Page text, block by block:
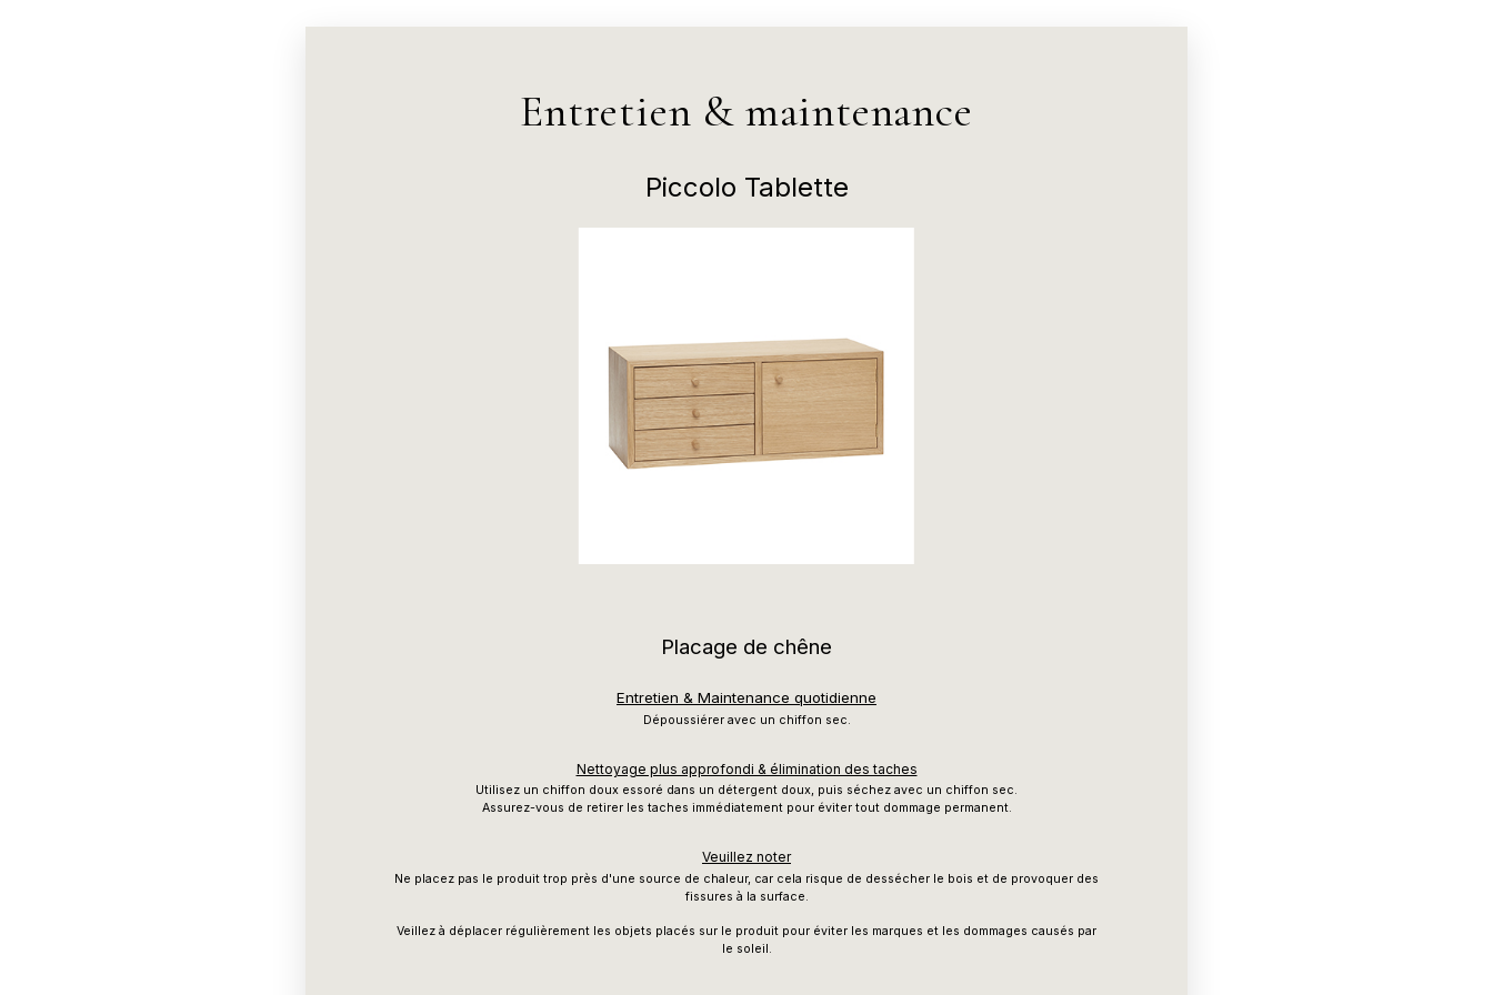
Entretien & maintenance
Piccolo Tablette
Placage de chêne
Entretien & Maintenance quotidienne
Dépoussiérer avec un chiffon sec.
Nettoyage plus approfondi & élimination des taches
Utilisez un chiffon doux essoré dans un détergent doux, puis séchez avec un chiffon sec.
Assurez-vous de retirer les taches immédiatement pour éviter tout dommage permanent.
Veuillez noter
Ne placez pas le produit trop près d'une source de chaleur, car cela risque de dessécher le bois et de provoquer des
fissures à la surface.
Veillez à déplacer régulièrement les objets placés sur le produit pour éviter les marques et les dommages causés par
le soleil.